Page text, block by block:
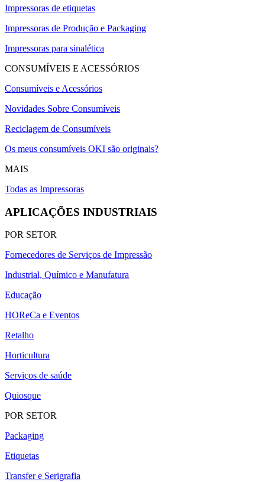
Impressoras de etiquetas
Impressoras de Produção e Packaging
Impressoras para sinalética
CONSUMÍVEIS E ACESSÓRIOS
Consumíveis e Acessórios
Novidades Sobre Consumíveis
Reciclagem de Consumíveis
Os meus consumíveis OKI são originais?
MAIS
Todas as Impressoras
APLICAÇÕES INDUSTRIAIS
POR SETOR
Fornecedores de Serviços de Impressão
Industrial, Químico e Manufatura
Educação
HOReCa e Eventos
Retalho
Horticultura
Serviços de saúde
Quiosque
POR SETOR
Packaging
Etiquetas
Transfer e Serigrafia